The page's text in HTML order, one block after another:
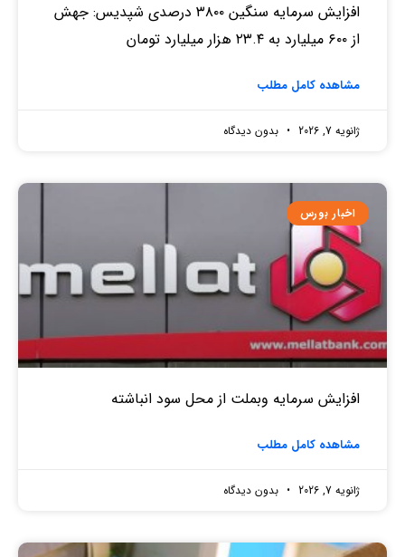
افزایش سرمایه سنگین ۳۸۰۰ درصدی شپدیس: جهش
از ۶۰۰ میلیارد به ۲۳.۴ هزار میلیارد تومان
مشاهده کامل مطلب
ژانویه 7, 2026 بدون دیدگاه
اخبار بورس
افزایش سرمایه وبملت از محل سود انباشته
مشاهده کامل مطلب
ژانویه 7, 2026 بدون دیدگاه